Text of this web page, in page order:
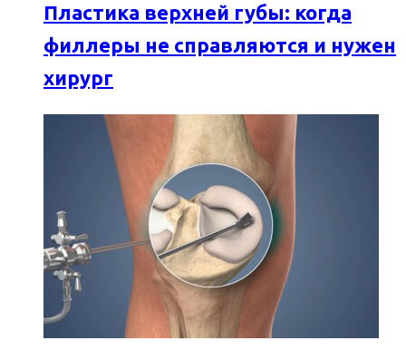
Пластика верхней губы: когда
филлеры не справляются и нужен
хирург